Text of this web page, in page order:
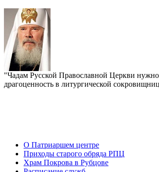
"Чадам Русской Православной Церкви нужно
драгоценность в литургической
О Патриаршем центре
Приходы старого обряда РПЦ
Храм Покрова в Рубцове